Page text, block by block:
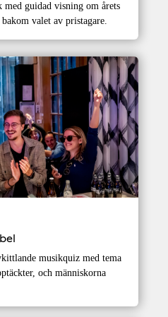
med guidad visning om årets
valet av pristagare.
musikquiz med tema
och människorna